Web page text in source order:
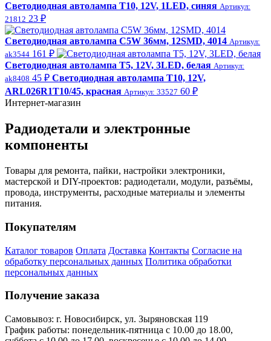
Светодиодная автолампа Т10, 12V, 1LED, синяя Артикул:
21812 23 ₽
Светодиодная автолампа C5W 36мм, 12SMD, 4014 Артикул:
ak3544 161 ₽
Светодиодная автолампа Т5, 12V, 3LED, белая Артикул:
ak8408 45 ₽ Светодиодная автолампа Т10, 12V,
ARL026R1T10/45, красная Артикул: 33527 60 ₽
Интернет-магазин
Радиодетали и электронные
компоненты
Товары для ремонта, пайки, настройки электроники,
мастерской и DIY-проектов: радиодетали, модули, разъёмы,
провода, инструменты, расходные материалы и элементы
питания.
Покупателям
Каталог товаров Оплата Доставка Контакты Согласие на
обработку персональных данных Политика обработки
персональных данных
Получение заказа
Самовывоз: г. Новосибирск, ул. Зыряновская 119
График работы: понедельник-пятница с 10.00 до 18.00,